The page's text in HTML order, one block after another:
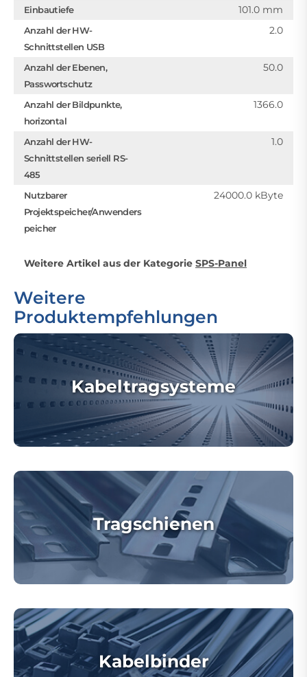
Einbautiefe 101.0 mm
Anzahl der HW-
Schnittstellen USB
2.0
Anzahl der Ebenen,
Passwortschutz
50.0
Anzahl der Bildpunkte,
horizontal
1366.0
Anzahl der HW-
Schnittstellen seriell RS-
485
1.0
Nutzbarer
Projektspeicher/Anwenders
peicher
24000.0 kByte
Weitere Artikel aus der Kategorie SPS-Panel
Weitere
Produktempfehlungen
Kabeltragsysteme
Tragschienen
Kabelbinder